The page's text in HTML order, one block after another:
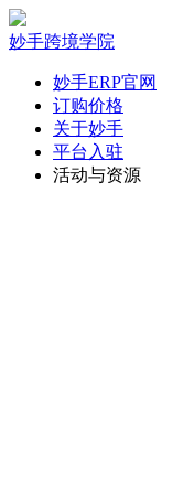
妙手跨境学院
妙手ERP官网
订购价格
关于妙手
平台入驻
活动与资源